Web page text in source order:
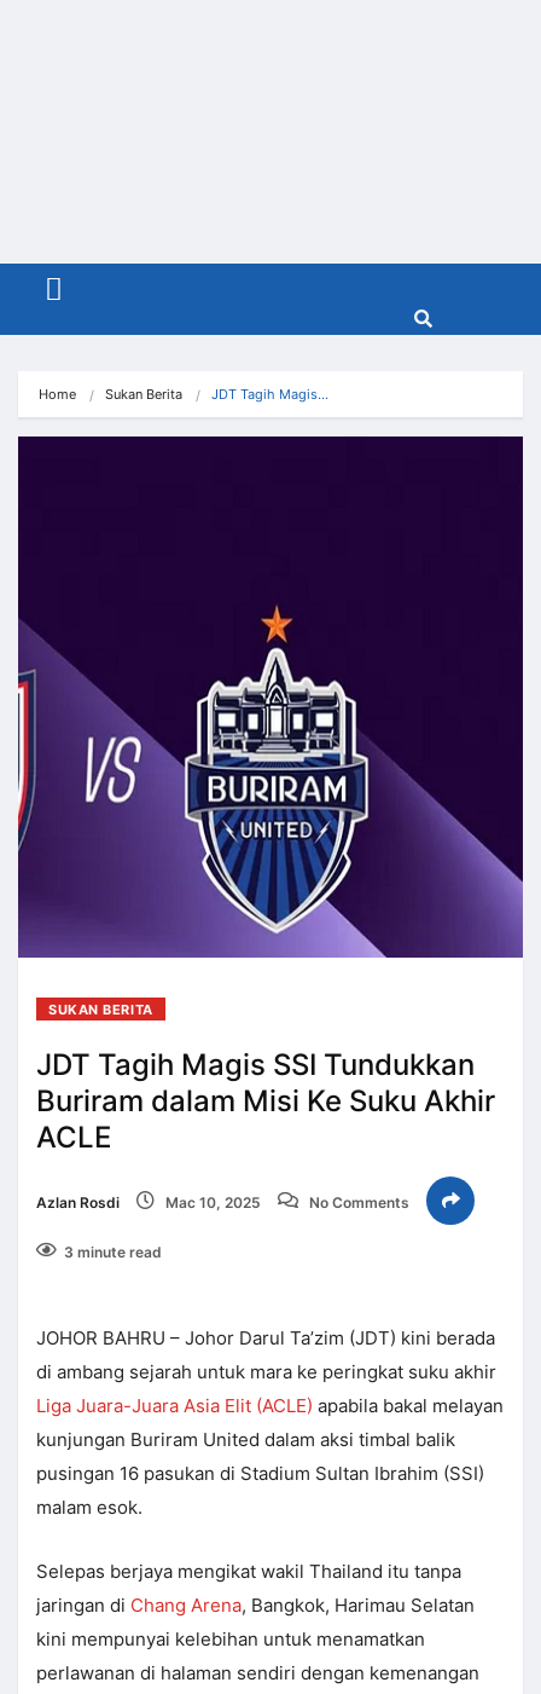
Menu
Home Sukan Berita JDT Tagih Magis…
SUKAN BERITA
JDT Tagih Magis SSI Tundukkan
Buriram dalam Misi Ke Suku Akhir
ACLE
Azlan Rosdi Mac 10, 2025 No Comments
3 minute read
JOHOR BAHRU – Johor Darul Ta’zim (JDT) kini berada
di ambang sejarah untuk mara ke peringkat suku akhir
Liga Juara-Juara Asia Elit (ACLE) apabila bakal melayan
kunjungan Buriram United dalam aksi timbal balik
pusingan 16 pasukan di Stadium Sultan Ibrahim (SSI)
malam esok.
Selepas berjaya mengikat wakil Thailand itu tanpa
jaringan di Chang Arena, Bangkok, Harimau Selatan
kini mempunyai kelebihan untuk menamatkan
perlawanan di halaman sendiri dengan kemenangan